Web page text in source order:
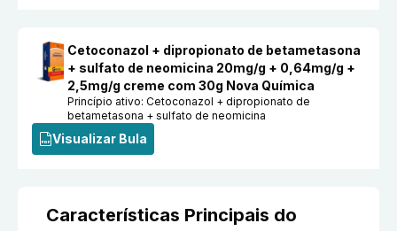
Cetoconazol + dipropionato de betametasona
+ sulfato de neomicina 20mg/g + 0,64mg/g +
2,5mg/g creme com 30g Nova Química
Princípio ativo:Cetoconazol + dipropionato de
betametasona + sulfato de neomicina
Visualizar Bula
Características Principais do